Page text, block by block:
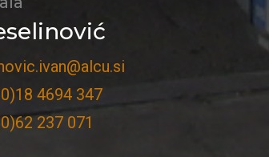
4694 347
237 071